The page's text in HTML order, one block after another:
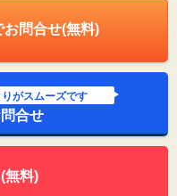
お問合せ(無料)
がスムーズです
合せ
無料)